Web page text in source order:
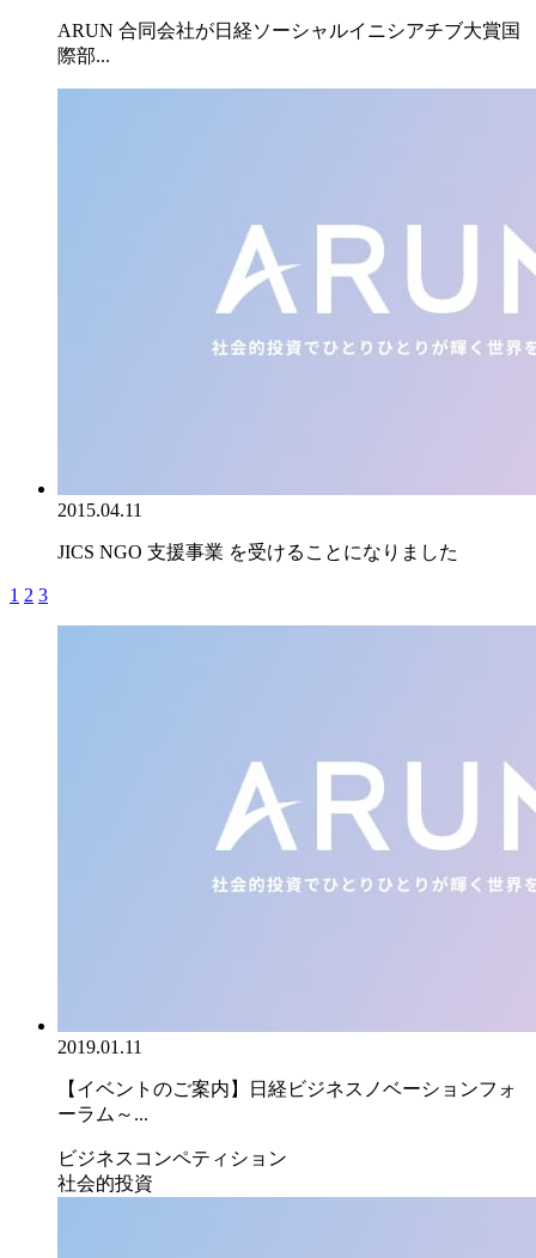
ARUN 合同会社が日経ソーシャルイニシアチブ大賞国
際部...
2015.04.11
JICS NGO 支援事業 を受けることになりました
1 2 3
2019.01.11
【イベントのご案内】日経ビジネスノベーションフォ
ーラム～...
ビジネスコンペティション
社会的投資